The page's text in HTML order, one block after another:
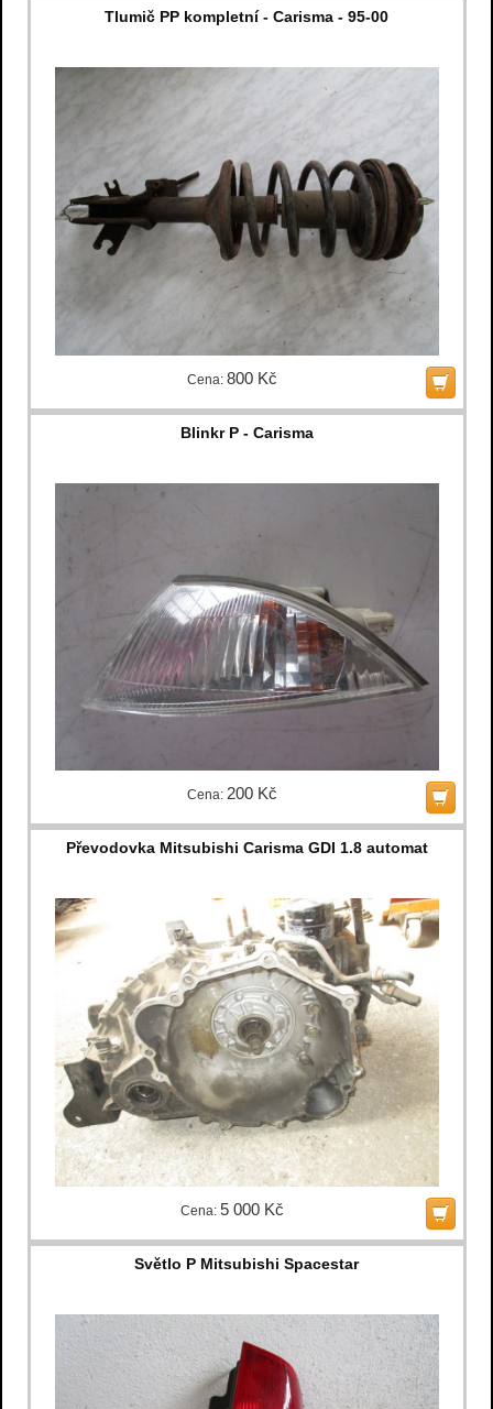
Tlumič PP kompletní - Carisma - 95-00
Cena: 800 Kč
Blinkr P - Carisma
Cena: 200 Kč
Převodovka Mitsubishi Carisma GDI 1.8 automat
Cena: 5 000 Kč
Světlo P Mitsubishi Spacestar